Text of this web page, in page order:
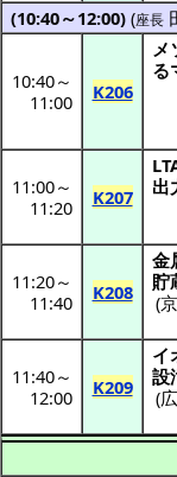
(10:40～12:00) (座長
10:40～
11:00
K206
る
11:00～
11:20
K207
出
11:20～
11:40
K208
金
貯
(
11:40～
12:00
K209
イ
設
(